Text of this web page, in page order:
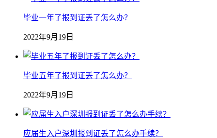
毕业一年了报到证丢了怎么办？
2022年9月19日
毕业五年了报到证丢了怎么办？
2022年9月19日
应届生入户深圳报到证丢了怎么办手续？